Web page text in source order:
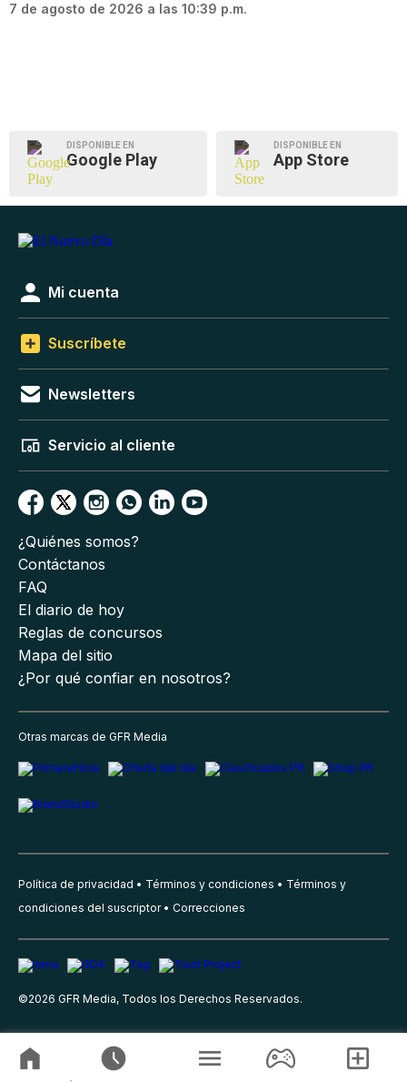
7 de agosto de 2026 a las 10:39 p.m.
DISPONIBLE EN
Google Play
DISPONIBLE EN
App Store
Mi cuenta
Suscríbete
Newsletters
Servicio al cliente
¿Quiénes somos?
Contáctanos
FAQ
El diario de hoy
Reglas de concursos
Mapa del sitio
¿Por qué confiar en nosotros?
Otras marcas de GFR Media
Política de privacidad Términos y condiciones
Términos y
condiciones del suscriptor
Correcciones
©2026 GFR Media, Todos los Derechos Reservados.